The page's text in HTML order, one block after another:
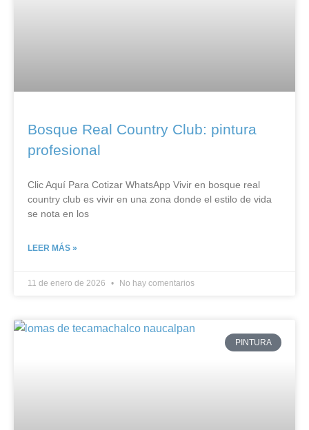
Bosque Real Country Club: pintura
profesional
Clic Aquí Para Cotizar​ WhatsApp Vivir en bosque real
country club es vivir en una zona donde el estilo de vida
se nota en los
LEER MÁS »
11 de enero de 2026 No hay comentarios
PINTURA